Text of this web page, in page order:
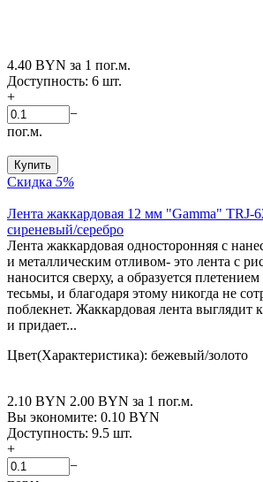
4.40 BYN за 1 пог.м.
Доступность: 6 шт.
+
−
пог.м.
Купить
Скидка 5%
Лента жаккардовая 12 мм "Gamma" TRJ-
сиреневый/серебро
Лента жаккардовая односторонняя с
и металлическим отливом- это лента с
наносится сверху, а образуется
тесьмы, и благодаря этому никогда не
поблекнет. Жаккардовая лента выглядит
и придает...
Цвет(Характеристика): бежевый/золото
2.10 BYN 2.00 BYN за 1 пог.м.
Вы экономите: 0.10 BYN
Доступность: 9.5 шт.
+
−